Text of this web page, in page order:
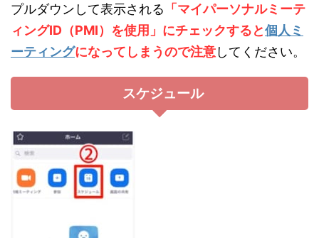
プルダウンして表示される 「マイパーソナルミーテ
ィングID（PMI）を使用」にチェックすると個人ミ
ーティングになってしまうので注意してください。
スケジュール